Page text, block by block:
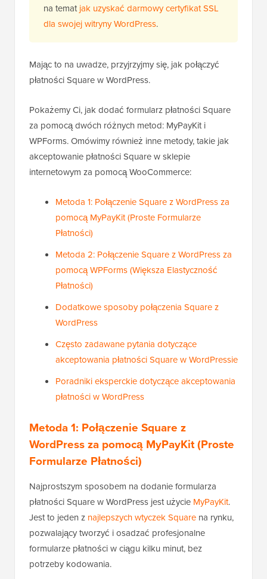
na tematjak uzyskać darmowy certyfikat SSL
dla swojej witryny WordPress.
Mając to na uwadze, przyjrzyjmy się, jak połączyć
płatności Square w WordPress.
Pokażemy Ci, jak dodać formularz płatności Square
za pomocą dwóch różnych metod: MyPayKit i
WPForms. Omówimy również inne metody, takie jak
akceptowanie płatności Square w sklepie
internetowym za pomocą WooCommerce:
Metoda 1: Połączenie Square z WordPress za
pomocą MyPayKit (Proste Formularze
Płatności)
Metoda 2: Połączenie Square z WordPress za
pomocą WPForms (Większa Elastyczność
Płatności)
Dodatkowe sposoby połączenia Square z
WordPress
Często zadawane pytania dotyczące
akceptowania płatności Square w WordPressie
Poradniki eksperckie dotyczące akceptowania
płatności w WordPress
Metoda 1: Połączenie Square z
WordPress za pomocą MyPayKit (Proste
Formularze Płatności)
Najprostszym sposobem na dodanie formularza
płatności Square w WordPress jest użycie MyPayKit.
Jest to jeden z najlepszych wtyczek Square na rynku,
pozwalający tworzyć i osadzać profesjonalne
formularze płatności w ciągu kilku minut, bez
potrzeby kodowania.